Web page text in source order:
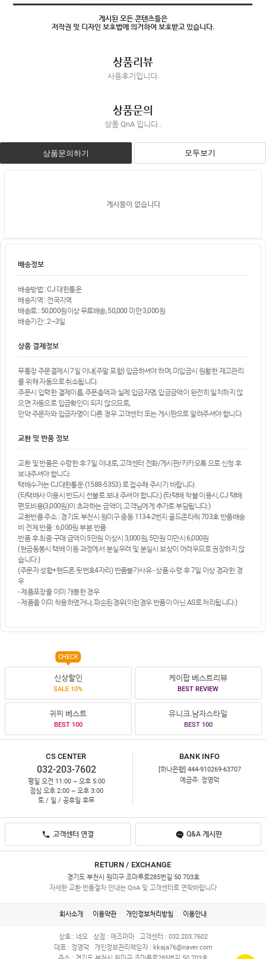
게시된 모든 콘텐츠들은
저작권 및 디자인 보호법에 의거하여 보호받고 있습니다.
상품리뷰
사용후기입니다.
상품문의
상품 QnA 입니다..
상품문의하기 모두보기
게시물이 없습니다
배송정보
배송방법 : CJ 대한통운
배송지역 : 전국지역
배송료 : 50,000원이상 무료배송, 50,000 미만 3,000원
배송기간 : 2~3일
상품 결제정보
무통장 주문결제시 7일 이내(주말 포함) 입금하셔야 하며, 미입금시 원활한 재고관리
를 위해 자동으로 취소됩니다.
주문시 입력한 결제이름, 주문총액과 실제 입금자명, 입금금액이 완전히 일치하지 않
으면 자동으로 입금확인이 되지 않으므로,
만약 주문자와 입금자명이 다른 경우 고객센터 또는 게시판으로 알려주셔야 합니다.
교환 및 반품 정보
교환 및 반품은 수령한 후 7일 이내로, 고객센터 전화/게시판/카카오톡 으로 신청 후
보내주셔야 합니다.
택배수거는 CJ대한통운 (1588-5353) 로 접수해 주시기 바랍니다.
(타택배사 이용시 반드시 선불로 보내 주셔야 합니다.) (타택배 착불 이용시, CJ 택배
편도비용(3,000원)이 초과하는 금액이, 고객님에게 추가로 부담됩니다.)
교환반품 주소 : 경기도 부천시 원미구 중동 1134-2번지 골드존타워 703호 반품배송
비 전체 반품 : 6,000원 부분 반품
반품 후 최종 구매 금액이 5만원 이상시 3,000원, 5만원 미만시 6,000원
(현금동봉시 택배 이동 과정에서 분실우려 및 분실시 보상이 어려우므로 권장하지 않
습니다.)
(주문자 성함+핸드폰 뒷번호4자리) 반품불가사유 - 상품 수령 후 7일 이상 경과한 경
우
- 제품포장을 이미 개봉한 경우
- 제품을 이미 착용하였거나, 파손된경우(이런경우 반품이 아닌 AS로 처리됩니다.)
신상할인
SALE 10%
CHECK
케이팝 베스트리뷰
BEST REVIEW
귀찌 베스트
BEST 100
유니크.남자스타일
BEST 100
CS CENTER
032-203-7602
평일 오전 11:00 ~ 오후 5:00
점심 오후 2:00 ~ 오후 3:00
토 / 일 / 공휴일 휴무
BANK INFO
[하나은행] 444-910269-63707
예금주: 정영덕
고객센터 연결 Q&A 게시판
RETURN / EXCHANGE
경기도 부천시 원미구 조마루로285번길 50 703호
자세한 교환·반품절차 안내는 QnA 및 고객센터로 연락바랍니다
회사소개 이용약관 개인정보처리방침 이용안내
상호 : 네오 상점 : 애즈마마
고객센터 : 032.203.7602
대표 : 정영덕
개인정보관리책임자 : kkaja76@naver.com